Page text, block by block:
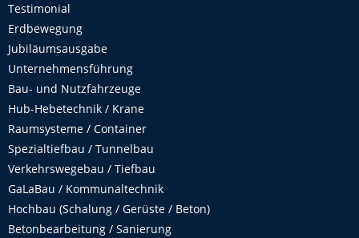
Testimonial
Erdbewegung
Jubiläumsausgabe
Unternehmensführung
Bau- und Nutzfahrzeuge
Hub-Hebetechnik / Krane
Raumsysteme / Container
Spezialtiefbau / Tunnelbau
Verkehrswegebau / Tiefbau
GaLaBau / Kommunaltechnik
Hochbau (Schalung / Gerüste / Beton)
Betonbearbeitung / Sanierung